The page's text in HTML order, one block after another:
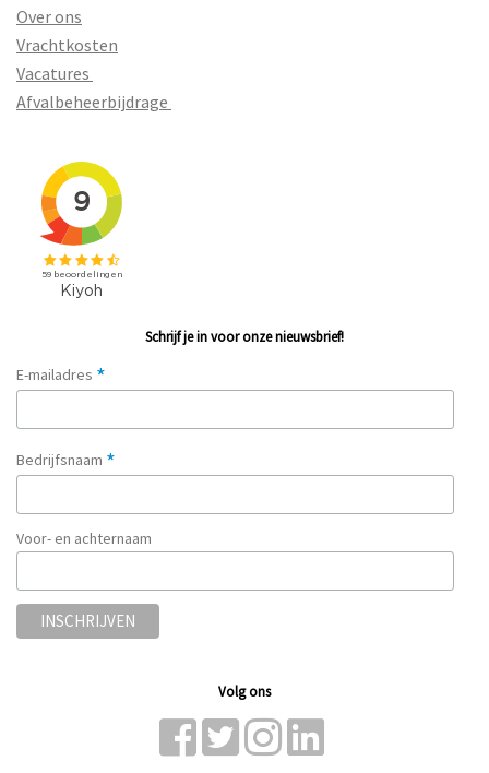
Over ons
Vrachtkosten
Vacatures
Afvalbeheerbijdrage
Schrijf je in voor onze nieuwsbrief!
E-mailadres *
Bedrijfsnaam *
Voor- en achternaam
Volg ons